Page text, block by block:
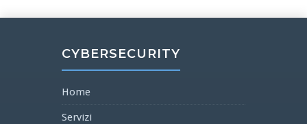
CYBERSECURITY
Home
Servizi